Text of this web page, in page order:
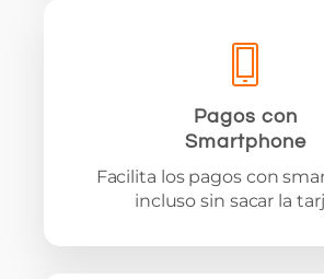
Pagos con
Smartphone
Facilita los pagos con
incluso sin sacar la